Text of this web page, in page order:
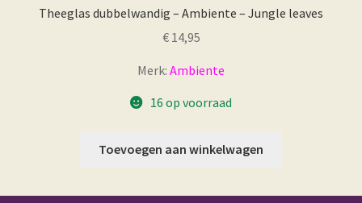
Theeglas dubbelwandig – Ambiente – Jungle leaves
€14,95
Merk: Ambiente
16 op voorraad
Toevoegen aan winkelwagen